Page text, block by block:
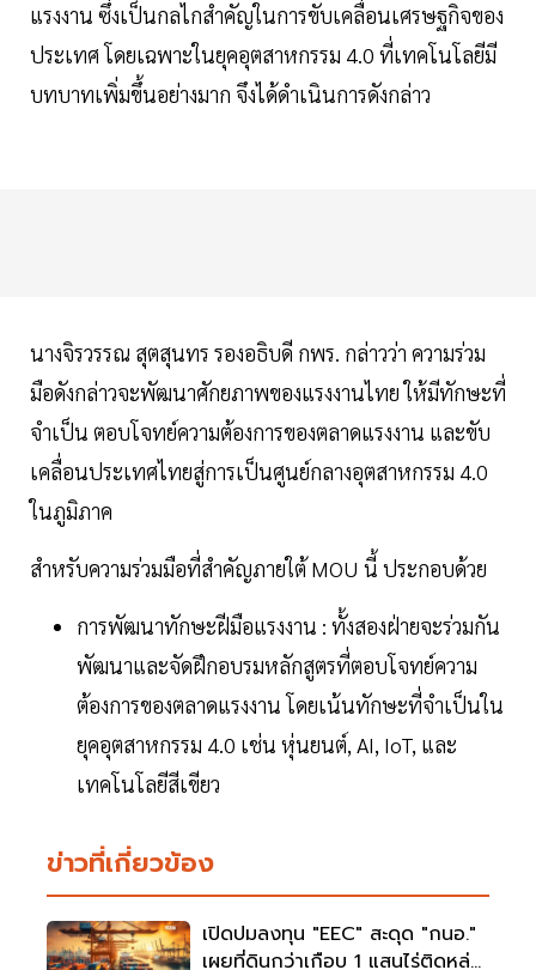
แรงงาน ซึ่งเป็นกลไกสำคัญในการขับเคลื่อนเศรษฐกิจของ
ประเทศ โดยเฉพาะในยุคอุตสาหกรรม 4.0 ที่เทคโนโลยีมี
บทบาทเพิ่มขึ้นอย่างมาก จึงได้ดำเนินการดังกล่าว
นางจิรวรรณ สุตสุนทร รองอธิบดี กพร. กล่าวว่า ความร่วม
มือดังกล่าวจะพัฒนาศักยภาพของแรงงานไทย ให้มีทักษะที่
จำเป็น ตอบโจทย์ความต้องการของตลาดแรงงาน และขับ
เคลื่อนประเทศไทยสู่การเป็นศูนย์กลางอุตสาหกรรม 4.0
ในภูมิภาค
สำหรับความร่วมมือที่สำคัญภายใต้ MOU นี้ ประกอบด้วย
การพัฒนาทักษะฝีมือแรงงาน : ทั้งสองฝ่ายจะร่วมกัน
พัฒนาและจัดฝึกอบรมหลักสูตรที่ตอบโจทย์ความ
ต้องการของตลาดแรงงาน โดยเน้นทักษะที่จำเป็นใน
ยุคอุตสาหกรรม 4.0 เช่น หุ่นยนต์, AI, IoT, และ
เทคโนโลยีสีเขียว
ข่าวที่เกี่ยวข้อง
เปิดปมลงทุน "EEC" สะดุด "กนอ."
เผยที่ดินกว่าเกือบ 1 แสนไร่ติดหล่ม